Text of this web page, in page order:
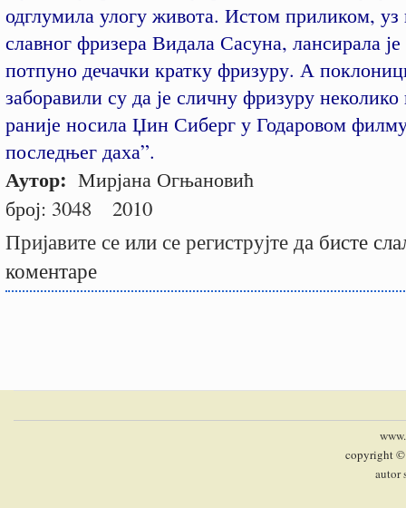
одглумила улогу живота. Истом приликом,
славног фризера Видала Сасуна, лансирала
потпуно дечачки кратку фризуру. А
заборавили су да је сличну фризуру неколико
раније носила Џин Сиберг у Годаровом
последњег даха”.
Аутор: Мирјана Огњановић
број: 3048 2010
Пријавите сеили се региструјтеда бисте
коментаре
copyright
autor